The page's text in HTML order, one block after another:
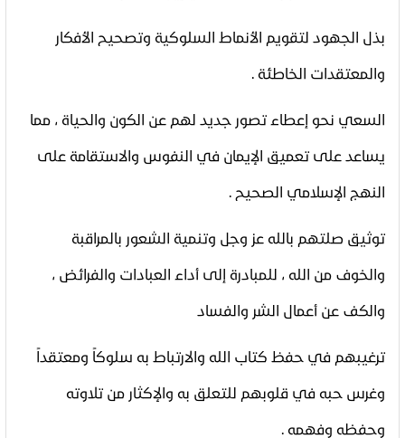
بذل الجهود لتقويم الأنماط السلوكية وتصحيح الأفكار
والمعتقدات الخاطئة .
السعي نحو إعطاء تصور جديد لهم عن الكون والحياة ، مما
يساعد على تعميق الإيمان في النفوس والاستقامة على
النهج الإسلامي الصحيح .
توثيق صلتهم بالله عز وجل وتنمية الشعور بالمراقبة
والخوف من الله ، للمبادرة إلى أداء العبادات والفرائض ،
والكف عن أعمال الشر والفساد
ترغيبهم في حفظ كتاب الله والارتباط به سلوكاً ومعتقداً
وغرس حبه في قلوبهم للتعلق به والإكثار من تلاوته
وحفظه وفهمه .